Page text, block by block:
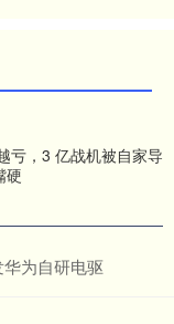
亏，3 亿战机被自家导
硬
为自研电驱